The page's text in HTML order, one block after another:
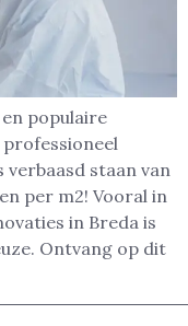
populaire
verbaasd staan van
per m2! Vooral in
in Breda is
Ontvang op dit